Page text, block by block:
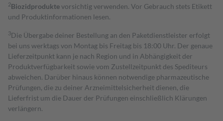
2Biozidproduktevorsichtig verwenden. Vor Gebrauch stets Etikett
und Produktinformationen lesen.
3Die Übergabe deiner Bestellung an den Paketdienstleister erfolgt
bei uns werktags von Montag bis Freitag bis 18:00 Uhr. Der genaue
Lieferzeitpunkt kann je nach Region und in Abhängigkeit der
Produktverfügbarkeit sowie vom Zustellzeitpunkt des Spediteurs
abweichen. Darüber hinaus können notwendige pharmazeutische
Prüfungen, die zu deiner Arzneimittelsicherheit dienen, die
Lieferfrist um die Dauer der Prüfungen einschließlich Klärungen
verlängern.